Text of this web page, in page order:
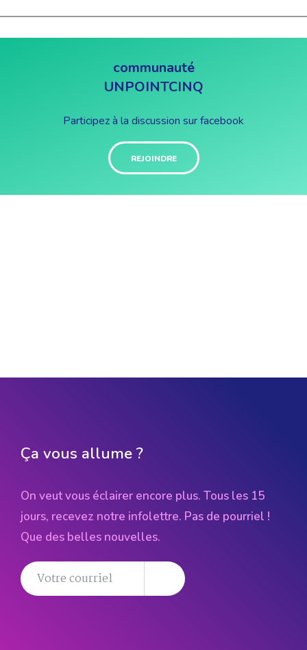
communauté
UNPOINTCINQ
Participez à la discussion sur facebook
REJOINDRE
Ça vous allume ?
On veut vous éclairer encore plus. Tous les 15
jours, recevez notre infolettre. Pas de pourriel !
Que des belles nouvelles.